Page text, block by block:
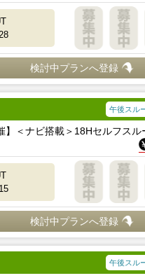
検討中プランへ登録
午後スル
】＜ナビ搭載＞18Hセルフスル
検討中プランへ登録
午後スル